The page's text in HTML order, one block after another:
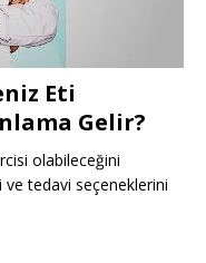
Eti
Gelir?
olabileceğini
ve tedavi seçeneklerini